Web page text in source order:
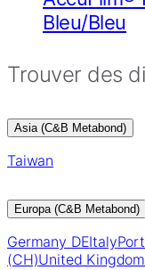
Bleu/Bleu
Trouver des
Asia (C&B Metabond)
Taiwan
Europa (C&B Metabond)
Germany DEItaly
(CH)United